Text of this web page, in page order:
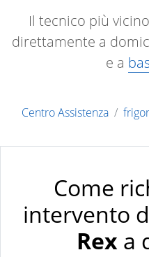
Il tecnico più
direttamente a
e a
Centro Assistenza
Come
intervento
Rex a